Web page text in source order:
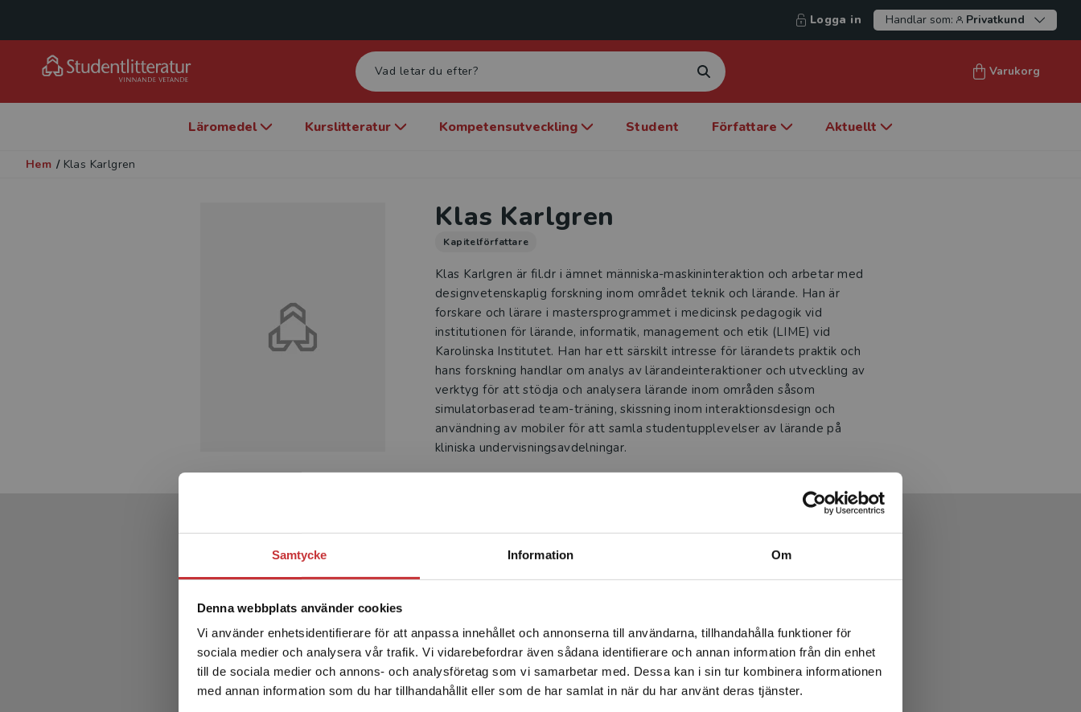
Samtycke Information Om
Denna webbplats använder cookies
Vi använder enhetsidentifierare för att anpassa innehållet och annonserna till användarna, tillhandahålla funktioner för
sociala medier och analysera vår trafik. Vi vidarebefordrar även sådana identifierare och annan information från din enhet
till de sociala medier och annons- och analysföretag som vi samarbetar med. Dessa kan i sin tur kombinera informationen
med annan information som du har tillhandahållit eller som de har samlat in när du har använt deras tjänster.
Begränsad fraktregion
Det verkar som att du besöker studentlitteratur.se via en
enhet utanför Sverige. Vi erbjuder inte leveranser utanför
Sverige. För att kunna slutföra ett köp måste
leveransadressen vara i Sverige.Läs mer
Logga in Handlar som: Privatkund
Varukorg
Läromedel Kurslitteratur Kompetensutveckling Student Författare Aktuellt
Hem / Klas Karlgren
Klas Karlgren
Kapitelförfattare
Klas Karlgren är fil.dr i ämnet människa-maskininteraktion och arbetar med
designvetenskaplig forskning inom området teknik och lärande. Han är
forskare och lärare i mastersprogrammet i medicinsk pedagogik vid
institutionen för lärande, informatik, management och etik (LIME) vid
Karolinska Institutet. Han har ett särskilt intresse för lärandets praktik och
hans forskning handlar om analys av lärandeinteraktioner och utveckling av
verktyg för att stödja och analysera lärande inom områden såsom
simulatorbaserad team-träning, skissning inom interaktionsdesign och
användning av mobiler för att samla studentupplevelser av lärande på
kliniska undervisningsavdelningar.
Produkter